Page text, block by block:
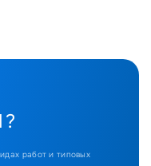
работ и типовых